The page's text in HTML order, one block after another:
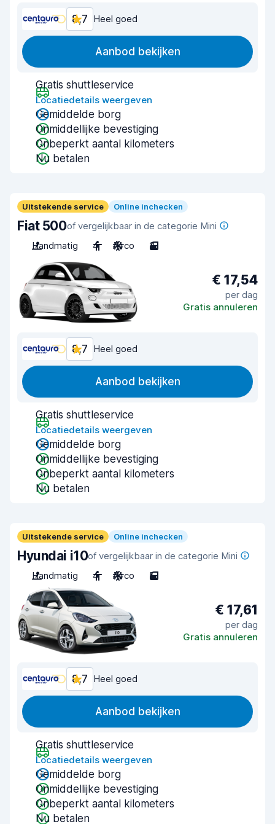
8,7 Heel goed
Aanbod bekijken
Gratis shuttleservice
Locatiedetails weergeven
Gemiddelde borg
Onmiddellijke bevestiging
Onbeperkt aantal kilometers
Nu betalen
Uitstekende service Online inchecken
Fiat 500of vergelijkbaar in de categorie Mini
Handmatig
4 Airco 3
€ 17,54
per dag
Gratis annuleren
8,7 Heel goed
Aanbod bekijken
Gratis shuttleservice
Locatiedetails weergeven
Gemiddelde borg
Onmiddellijke bevestiging
Onbeperkt aantal kilometers
Nu betalen
Uitstekende service Online inchecken
Hyundai i10of vergelijkbaar in de categorie Mini
Handmatig
4 Airco 5
€ 17,61
per dag
Gratis annuleren
8,7 Heel goed
Aanbod bekijken
Gratis shuttleservice
Locatiedetails weergeven
Gemiddelde borg
Onmiddellijke bevestiging
Onbeperkt aantal kilometers
Nu betalen